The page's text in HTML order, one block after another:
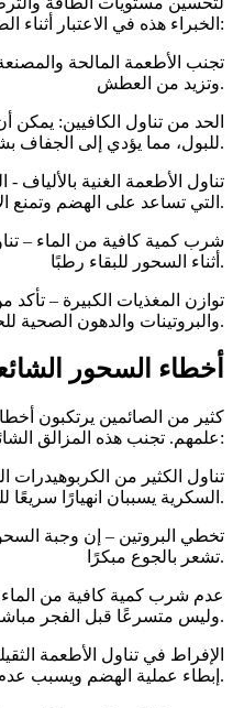
الخبراء هذه في الاعتبار أثناء الصيام:
تجنب الأطعمة المالحة
وتزيد من العطش.
للبول، مما يؤدي إلى الجفاف بشكل أسرع.
التي تساعد على الهضم وتمنع الانتفاخ.
شرب كمية كافية من الماء –
أثناء السحور للبقاء رطبًا.
توازن المغذيات الكبيرة –
والبروتينات والدهون الصحية للحفاظ على مستويات الطاقة.
أخطاء السحور
كثير من الصائمين يرتكبون
علمهم. تجنب هذه المزالق الشائعة:
تناول الكثير من الكربوهيدرات
السكرية يسببان انهيارًا سريعًا للطاقة.
تخطي البروتين – إن وجبة
تشعر بالجوع مبكرًا.
عدم شرب كمية كافية من الماء
وليس متسرعًا قبل الفجر مباشرة.
الإفراط في تناول الأطعمة
إبطاء عملية الهضم ويسبب عدم الراحة أثناء الصيام.